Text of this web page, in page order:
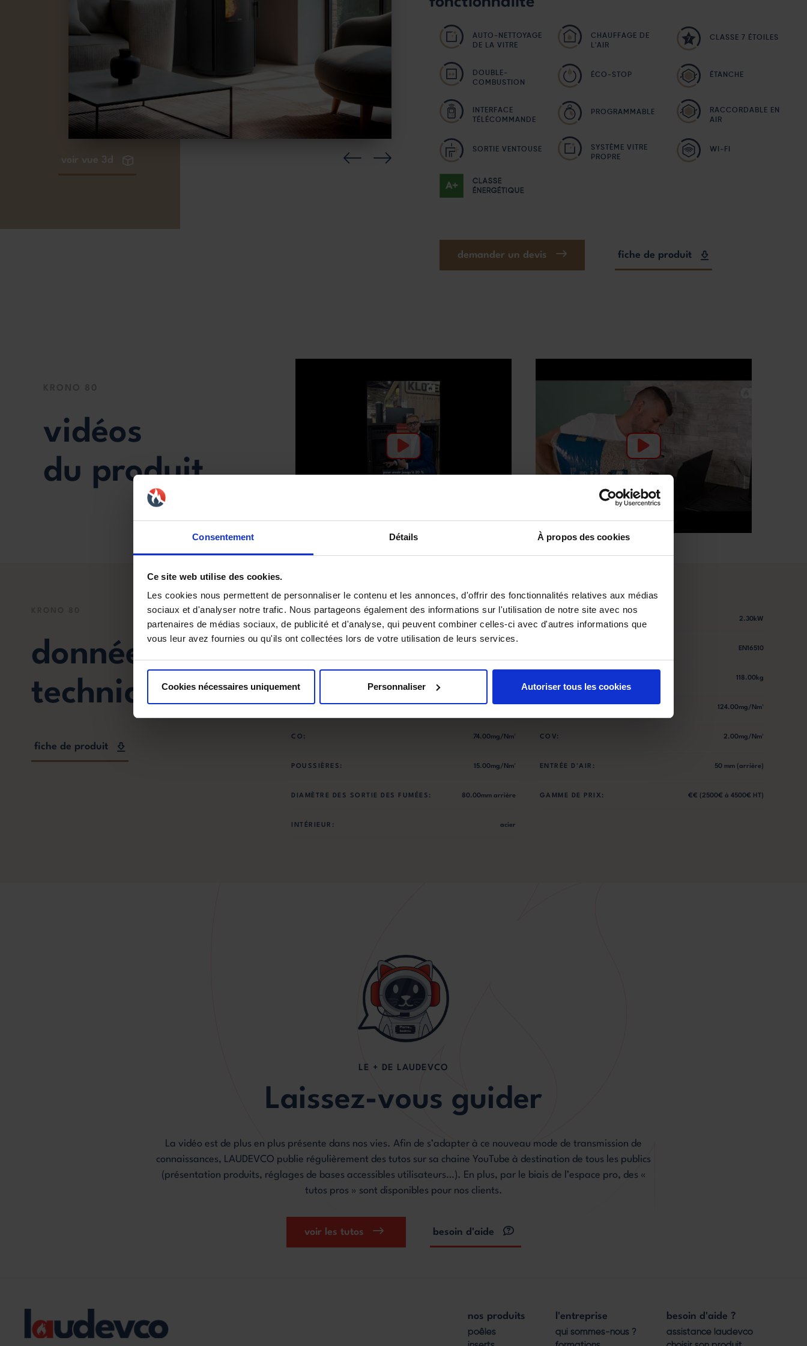
Consentement Détails À propos des cookies
Ce site web utilise des cookies.
Les cookies nous permettent de personnaliser le contenu et les annonces, d'offrir des fonctionnalités relatives aux médias
sociaux et d'analyser notre trafic. Nous partageons également des informations sur l'utilisation de notre site avec nos
partenaires de médias sociaux, de publicité et d'analyse, qui peuvent combiner celles-ci avec d'autres informations que
vous leur avez fournies ou qu'ils ont collectées lors de votre utilisation de leurs services.
Cookies nécessaires uniquement Personnaliser Autoriser tous les cookies
voir vue 3d
AUTO-NETTOYAGE
DE LA VITRE
CHAUFFAGE DE
L'AIR
CLASSE 7 ÉTOILES
DOUBLE-
COMBUSTION
ÉCO-STOP ÉTANCHE
INTERFACE
TÉLÉCOMMANDE
PROGRAMMABLE
RACCORDABLE EN
AIR
SORTIE VENTOUSE
SYSTÈME VITRE
PROPRE
WI-FI
CLASSE
ÉNERGÉTIQUE
demander un devis fiche de produit
vidéos
du produit
données
techniques
fiche de produit
2.30kW
EN16510
118.00kg
124.00mg/Nm³
CO: 74.00mg/Nm³ COV: 2.00mg/Nm³
POUSSIÈRES: 15.00mg/Nm³ ENTRÉE D'AIR: 50 mm (arrière)
DIAMÈTRE DES SORTIE DES FUMÉES: 80.00mm arrière GAMME DE PRIX: €€ (2500€ à 4500€ HT)
INTÉRIEUR: acier
LE + DE LAUDEVCO
Laissez-vous guider
La vidéo est de plus en plus présente dans nos vies. Afin de s’adapter à ce nouveau mode de transmission de
connaissances, LAUDEVCO publie régulièrement des tutos sur sa chaine YouTube à destination de tous les publics
(présentation produits, réglages de bases accessibles utilisateurs…). En plus, par le biais de l’espace pro, des «
tutos pros » sont disponibles pour nos clients.
voir les tutos besoin d'aide
nos produits
poêles
l'entreprise
qui sommes-nous ?
besoin d'aide ?
assistance laudevco